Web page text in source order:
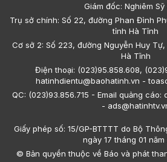
Giám đốc: Nghiêm
Trụ sở chính: Số 22, đường Phan Đình
tỉnh Hà Tĩnh
Cơ sở 2: Số 223, đường Nguyễn Huy
Hà Tĩnh
Điện thoại: (023)95.858.608,
hatinhdientu@baohatinh.vn -
QC: (023)93.856.715 - Email quảng cáo:
-
Giấy phép số: 15/GP-BTTTT do Bộ
ngày 17 tháng 01 năm
© Bản quyền thuộc về Báo và phát